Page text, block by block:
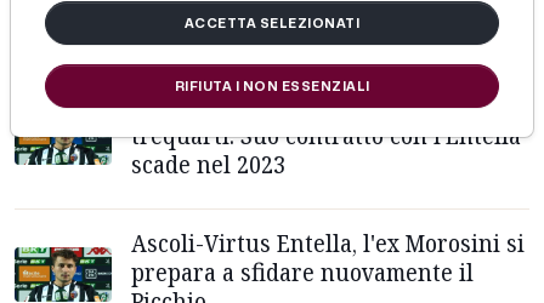
20 ARTICOLI
Ascoli Calcio, idea Morosini per la
trequarti. Suo contratto con l'Entella
scade nel 2023
Ascoli-Virtus Entella, l'ex Morosini si
prepara a sfidare nuovamente il
ACCETTA SELEZIONATI
RIFIUTA I NON ESSENZIALI